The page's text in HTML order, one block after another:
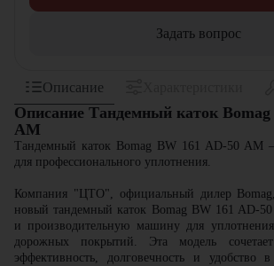
Задать вопрос
Описание
Описание Тандемный каток Bomag
AM
Тандемный каток Bomag BW 161 AD-50 AM
для профессионального уплотнения.
Компания "ЦТО", официальный дилер
новыйтандемный каток Bomag BW 161 AD-
и производительную машину для
дорожных покрытий. Эта модель
эффективность, долговечность и удобство